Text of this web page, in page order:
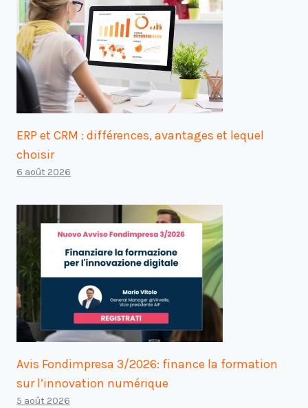
ERP et CRM : différences, avantages et lequel
choisir
6 août 2026
Avis Fondimpresa 3/2026: finance la formation
sur l’innovation numérique
5 août 2026